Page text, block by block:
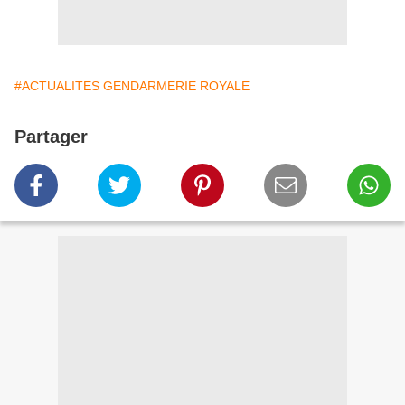
#ACTUALITES GENDARMERIE ROYALE
Partager